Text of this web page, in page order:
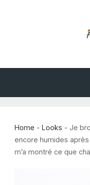
Home - Looks - Je
encore humides
m’a montré ce que